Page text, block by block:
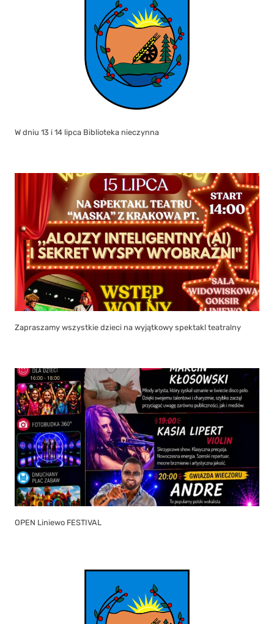
W dniu 13 i 14 lipca Biblioteka nieczynna
Zapraszamy wszystkie dzieci na wyjątkowy spektakl teatralny
OPEN Liniewo FESTIVAL